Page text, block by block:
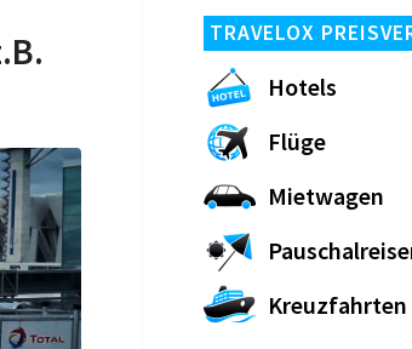
TRAVELOX
Hotels
Flüge
Mietwagen
Kreuzfahrten